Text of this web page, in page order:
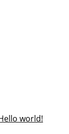
world!